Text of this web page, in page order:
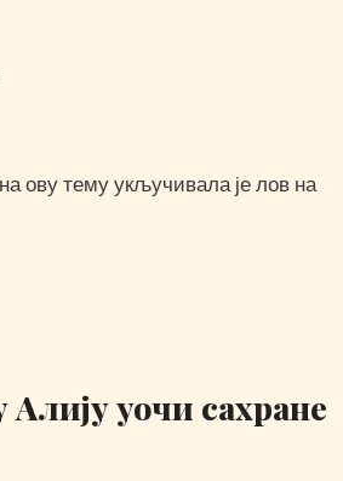
уочи сахране